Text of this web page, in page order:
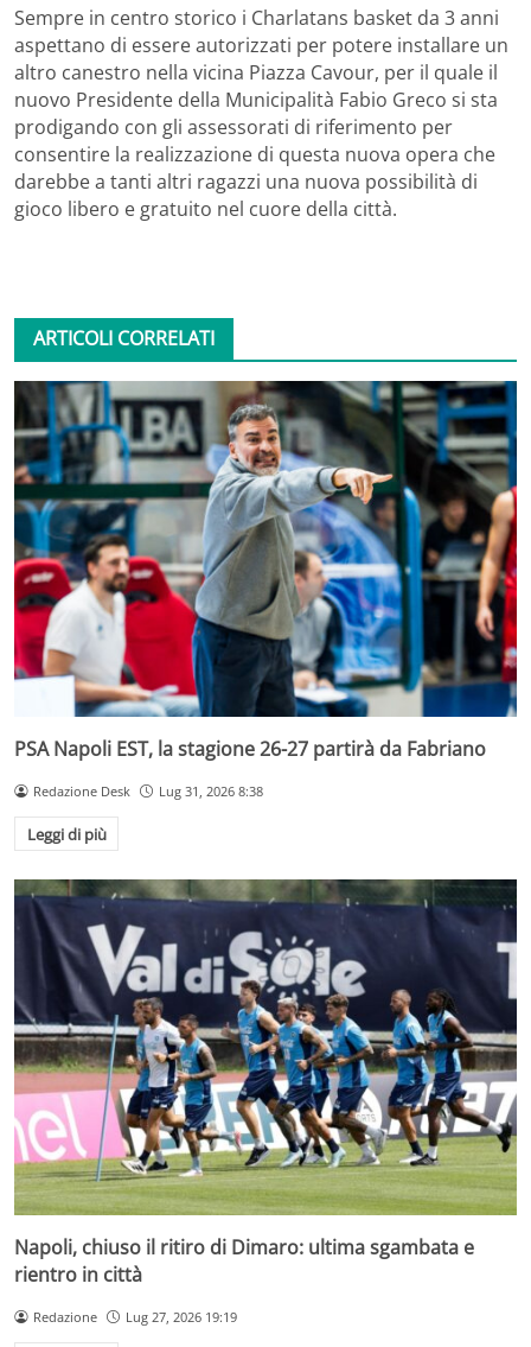
Sempre in centro storico i Charlatans basket da 3 anni
aspettano di essere autorizzati per potere installare un
altro canestro nella vicina Piazza Cavour, per il quale il
nuovo Presidente della Municipalità Fabio Greco si sta
prodigando con gli assessorati di riferimento per
consentire la realizzazione di questa nuova opera che
darebbe a tanti altri ragazzi una nuova possibilità di
gioco libero e gratuito nel cuore della città.
ARTICOLI CORRELATI
PSA Napoli EST, la stagione 26-27 partirà da Fabriano
Redazione Desk Lug 31, 2026 8:38
Leggi di più
Napoli, chiuso il ritiro di Dimaro: ultima sgambata e
rientro in città
Redazione Lug 27, 2026 19:19